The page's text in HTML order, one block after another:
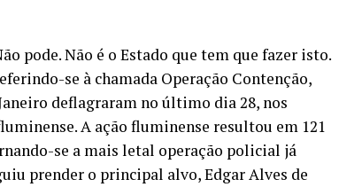
pode. Não é o Estado que tem que fazer isto.
se à chamada Operação Contenção,
deflagraram no último dia 28, nos
A ação fluminense resultou em 121
se a mais letal operação policial já
prender o principal alvo, Edgar Alves de